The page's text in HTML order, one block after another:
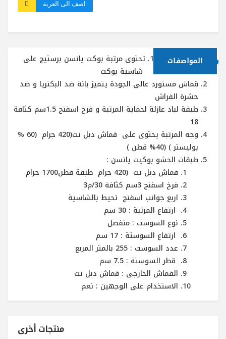
اضف الى العربة
المواصفات
تحتوى مرتبة بوكت يانسن برستيج على
شاسية بوكت
قماش مستورد عالى الجودة يتميز بانة ضد البكتريا و ضد
حشرة الفراش
طبقة لباد عازلة لحماية المرتبة و فرخ اسفنج 1.5سم كثافة
18
وجه المرتبة يحتوى على قماش دبل نت(420 جرام (60 %
بوليستر ) (40% قطن )
طبقات الحشو بوكيت يانسن :
قماش دبل نت (420 جرام طبقة قطن1700 جرام
فرخ اسفنج 3سم كثافة 30/م3
اربع جوانب اسفنج تحيط بالشاسية
ارتفاع المرتبة : 30 سم
نوع السوست : منفصل
ارتفاع السوستة : 17 سم
عدد السوست : 255 بالمتر المربع
قطر السوستة : 7.5 سم
القماش الخارجى : قماش دبل نت
الاستخدام على الوجهين : نعم
منتجات أخرى